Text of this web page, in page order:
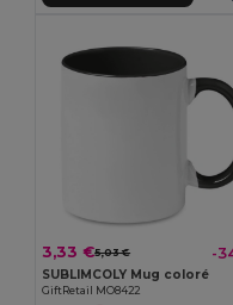
3,33 €5,03 € -
SUBLIMCOLY Mug coloré
GiftRetail MO8422